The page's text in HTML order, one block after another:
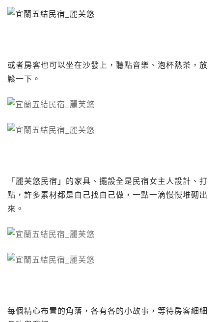
或者房客也可以坐在沙發上，聽點音樂、泡杯熱茶，放
鬆一下。
「麗芙悠民宿」的家具、擺設全是民宿女主人設計、打
點，許多素材都是自己找自己做，一點一滴慢慢堆砌出
來。
每個精心布置的角落，各有各的小故事，等待房客細細